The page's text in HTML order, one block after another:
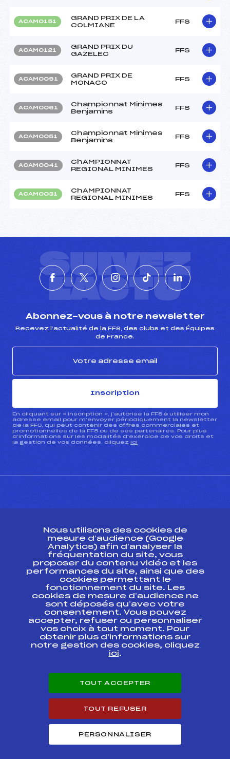
ACAM0151
GRAND PRIX DE LA
COLMIANE
FFS
ACAM0121
GRAND PRIX DU
GAZELEC
FFS
ACAM0091
GRAND PRIX DE
MONACO
FFS
ACAM0061
Championnat Minimes
Benjamins
FFS
ACAM0051
Championnat Minimes
Benjamins
FFS
ACAM0041
ChAMPIONNAT
REGIONAL MINIMES
FFS
ACAM0031
ChAMPIONNAT
REGIONAL MINIMES
FFS
SUIVEZ
L'ACTU
Abonnez-vous à notre newsletter
Recevez l’actualité de la FFS, des clubs et des Équipes
de France.
Inscription
En cliquant sur « inscription », j’autorise la FFS à utiliser mon
adresse email pour m’envoyer périodiquement la newsletter
de la FFS, qui peut contenir des offres commerciales et
promotionnelles de la FFS ou de ses partenaires. Pour plus
d’informations sur les modalités d’exercice de vos droits et
la gestion de vos données, cliquez ici
ESPACE PRESSE
Ressources
Pass’Neige
Projet sportif fédéral
Projet de performance fédéral
Antidopage
Pôle Développement, Formation, Suivi
Scientifique
Listes ministérielles
Pôle vie de l’athlète
Carrières
Nous utilisons des cookies de
mesure d’audience (Google
Analytics) afin d’analyser la
fréquentation du site, vous
proposer du contenu vidéo et les
performances du site, ainsi que des
cookies permettant le
fonctionnement du site. Les
cookies de mesure d’audience ne
sont déposés qu’avec votre
consentement. Vous pouvez
accepter, refuser ou personnaliser
vos choix à tout moment. Pour
obtenir plus d'informations sur
notre gestion des cookies, cliquez
ici.
TOUT ACCEPTER
TOUT REFUSER
PERSONNALISER